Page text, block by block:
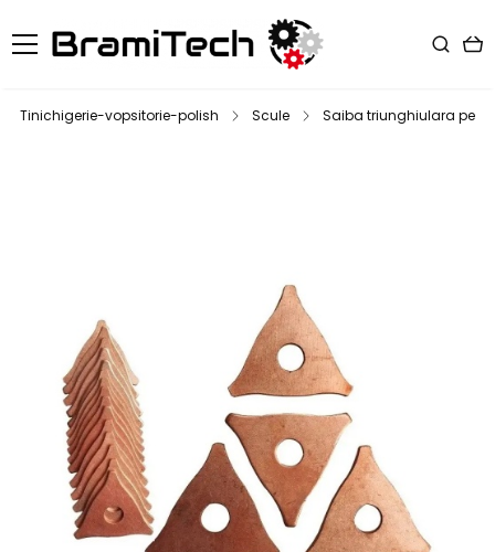
Tinichigerie-vopsitorie-polish Scule Saiba triunghiulara